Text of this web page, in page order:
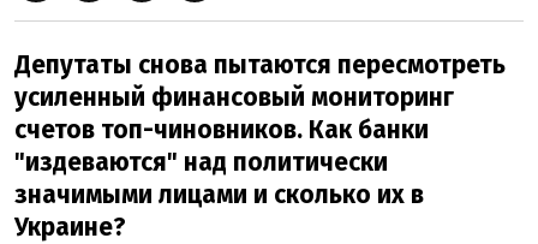
Депутаты снова пытаются пересмотреть
усиленный финансовый мониторинг
счетов топ-чиновников. Как банки
"издеваются" над политически
значимыми лицами и сколько их в
Украине?